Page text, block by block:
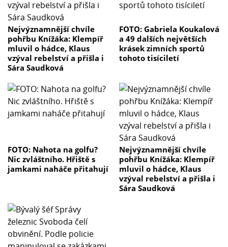
Nejvýznamnější chvíle
pohřbu Knížáka: Klempíř
mluvil o hádce, Klaus
vzýval rebelství a přišla i
Sára Saudková
FOTO: Gabriela Koukalová
a 49 dalších největších
krásek zimních sportů
tohoto tisíciletí
FOTO: Nahota na golfu?
Nic zvláštního. Hřiště s
jamkami naháče přitahují
Nejvýznamnější chvíle
pohřbu Knížáka: Klempíř
mluvil o hádce, Klaus
vzýval rebelství a přišla i
Sára Saudková